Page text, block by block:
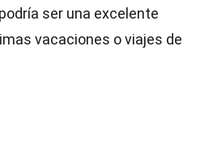
ser una excelente
vacaciones o viajes de